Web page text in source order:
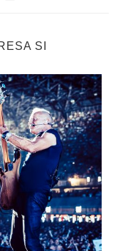
SI